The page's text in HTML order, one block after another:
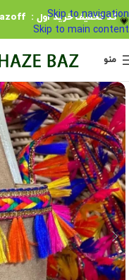
Skip to navigation
Skip to main content
منو
💗 کد تخفیف خرید اول : maghazebazoff